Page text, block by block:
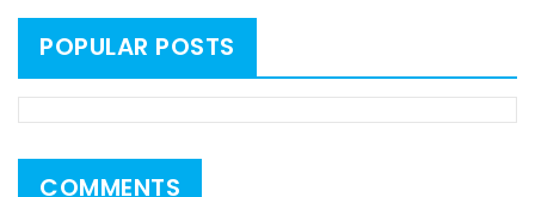
POPULAR POSTS
COMMENTS